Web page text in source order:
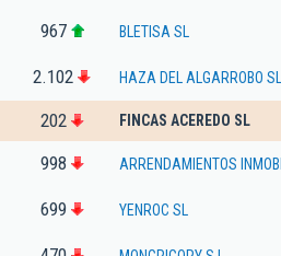
967 BLETISA SL
2.102 HAZA DEL ALGARROBO SL
202 FINCAS ACEREDO SL
998 ARRENDAMIENTOS
699 YENROC SL